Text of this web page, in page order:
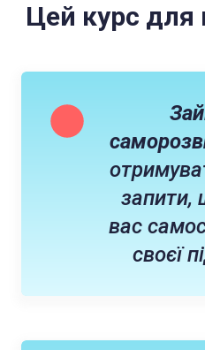
Цей курс для
вас
своєї